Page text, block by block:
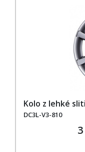
Kolo z lehké
DC3L-V3-810